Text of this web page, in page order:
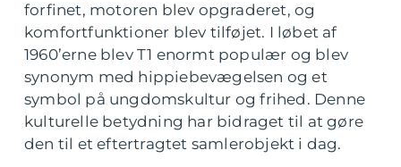
forfinet, motoren blev opgraderet, og
komfortfunktioner blev tilføjet. I løbet af
1960’erne blev T1 enormt populær og blev
synonym med hippiebevægelsen og et
symbol på ungdomskultur og frihed. Denne
kulturelle betydning har bidraget til at gøre
den til et eftertragtet samlerobjekt i dag.